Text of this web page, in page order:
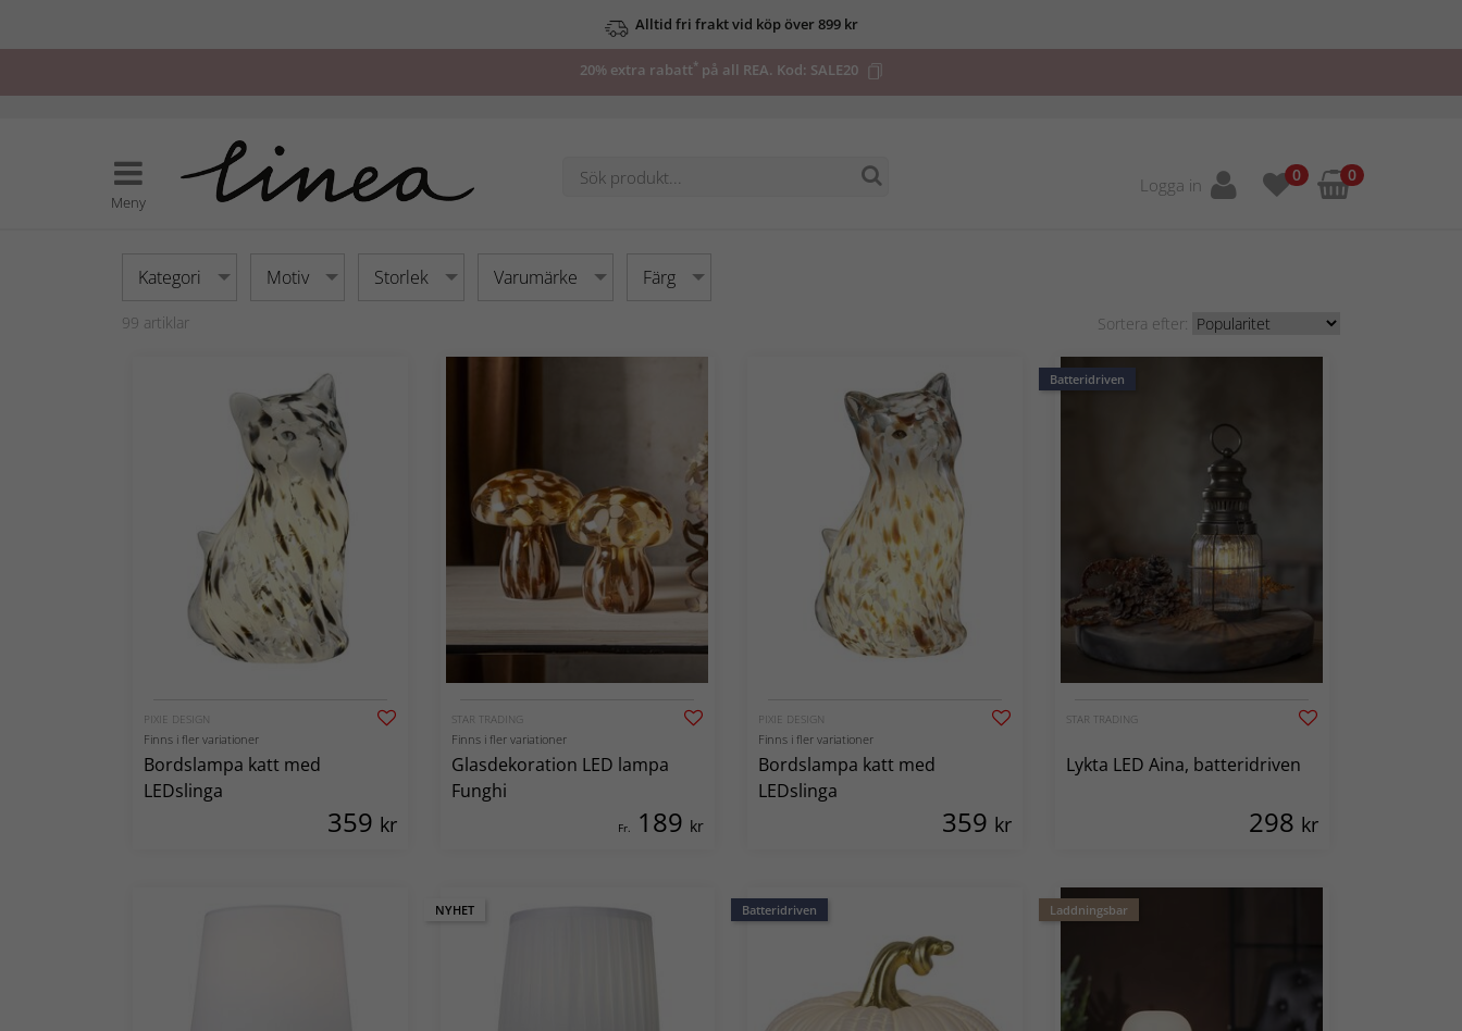
Upp till 50% på utvalda deals
20% extra rabatt*på all REA. Kod: SALE20
Meny
Logga in 0 0
Kategori Motiv Storlek Varumärke Färg
99 artiklar Sortera efter:
PIXIE DESIGN
Finns i fler variationer
Bordslampa katt med
LEDslinga
359 kr
STAR TRADING
Finns i fler variationer
Glasdekoration LED lampa
Funghi
Fr. 189 kr
PIXIE DESIGN
Finns i fler variationer
Bordslampa katt med
LEDslinga
359 kr
Batteridriven
STAR TRADING
Lykta LED Aina, batteridriven
298 kr
NYHET Batteridriven Laddningsbar